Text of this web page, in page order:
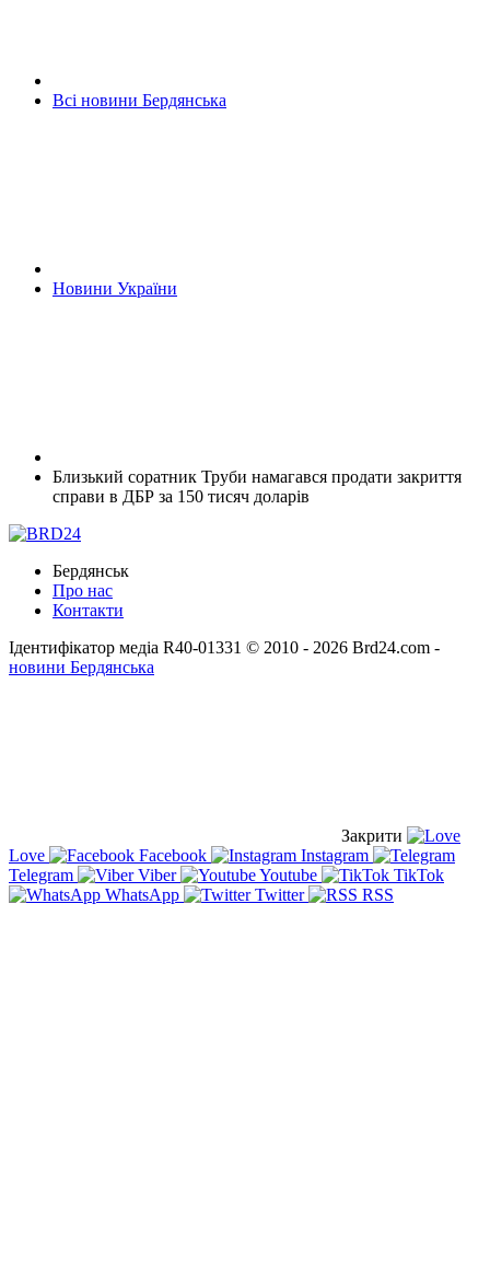
Всі новини Бердянська
Новини України
Близький соратник Труби намагався продати закриття
справи в ДБР за 150 тисяч доларів
Бердянськ
Про нас
Контакти
Ідентифікатор медіа R40-01331 © 2010 - 2026 Brd24.com -
новини Бердянська
Закрити
Love
Facebook
Instagram
Telegram
Viber Youtube
TikTok
WhatsApp
Twitter RSS